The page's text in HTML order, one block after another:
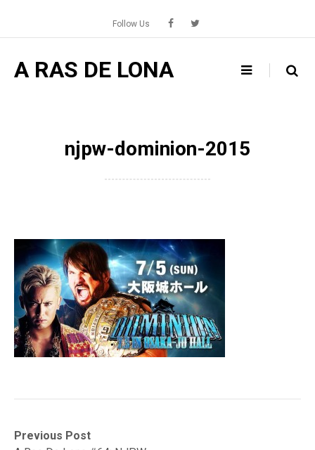
content
Follow Us
A RAS DE LONA
njpw-dominion-2015
Navegación
Previous Post
Previous